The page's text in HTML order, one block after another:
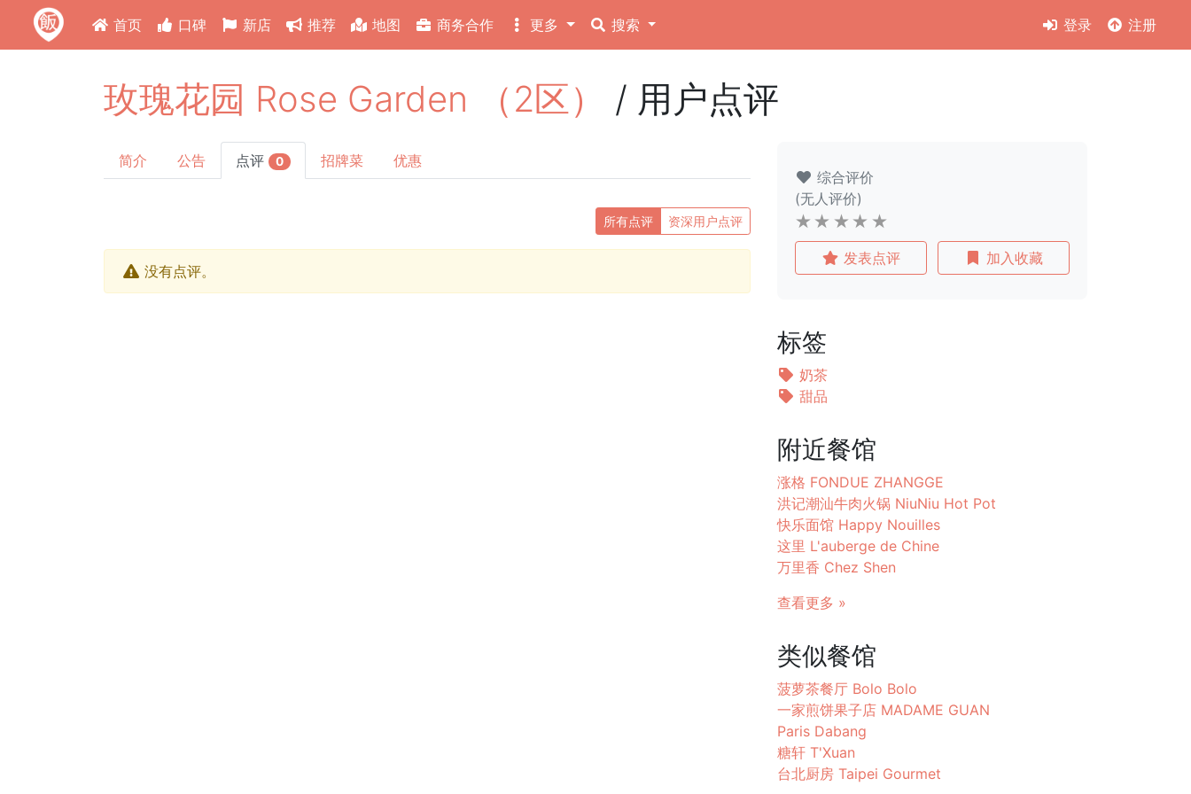
首页 口碑 新店 推荐 地图 商务合作 更多 搜索 登录 注册
玫瑰花园 Rose Garden （2区） / 用户点评
简介 公告 点评 0 招牌菜 优惠
所有点评 资深用户点评
没有点评。
综合评价
(无人评价)
发表点评 加入收藏
标签
奶茶
甜品
附近餐馆
涨格 FONDUE ZHANGGE
洪记潮汕牛肉火锅 NiuNiu Hot Pot
快乐面馆 Happy Nouilles
这里 L'auberge de Chine
万里香 Chez Shen
查看更多 »
类似餐馆
菠萝茶餐厅 Bolo Bolo
一家煎饼果子店 MADAME GUAN
Paris Dabang
糖轩 T'Xuan
台北厨房 Taipei Gourmet